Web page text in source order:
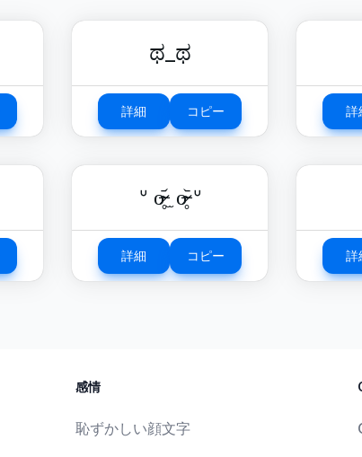
ಥ_ಥ
詳細 コピー 詳
ᐡ o̴̶̷̥᷄ ̫ o̴̶̷̥᷅ ᐡ
詳細 コピー 詳
感情
恥ずかしい顔文字